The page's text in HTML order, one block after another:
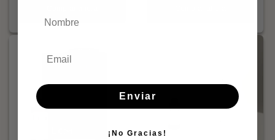
Enviar
¡No Gracias!